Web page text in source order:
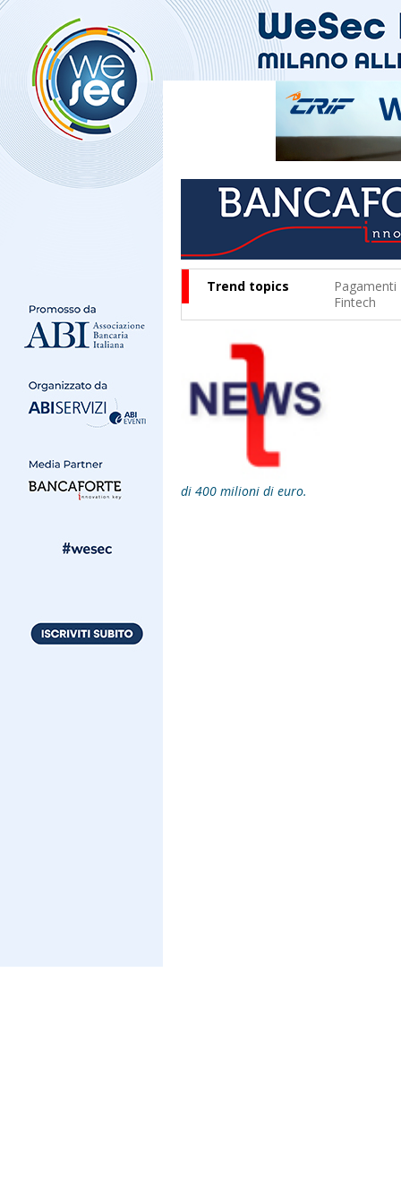
Trend topics Pagamenti
Fintech
di 400 milioni di euro.